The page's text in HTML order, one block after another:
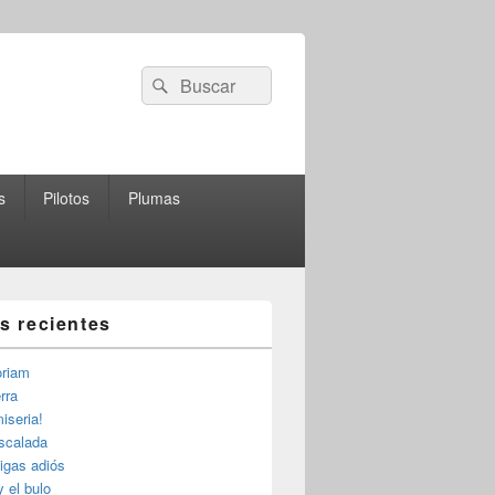
Buscar
por:
Buscar
Pilotos Plumas
recientes
adiós
el bulo